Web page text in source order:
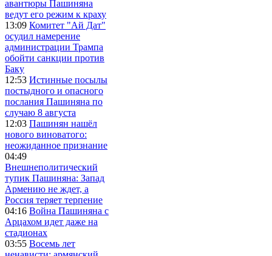
авантюры Пашиняна
ведут его режим к краху
13:09 Комитет "Ай Дат"
осудил намерение
администрации Трампа
обойти санкции против
Баку
12:53 Истинные посылы
постыдного и опасного
послания Пашиняна по
случаю 8 августа
12:03 Пашинян нашёл
нового виноватого:
неожиданное признание
04:49
Внешнеполитический
тупик Пашиняна: Запад
Армению не ждет, а
Россия теряет терпение
04:16 Война Пашиняна с
Арцахом идет даже на
стадионах
03:55 Восемь лет